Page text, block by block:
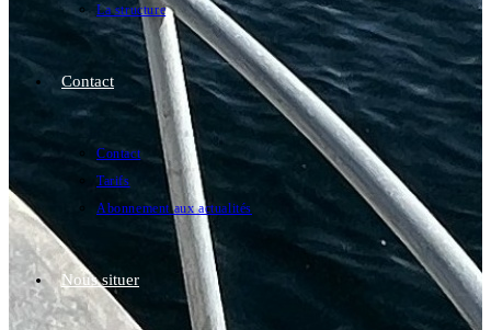
La structure
Contact
Contact
Tarifs
Abonnement aux actualités
Nous situer